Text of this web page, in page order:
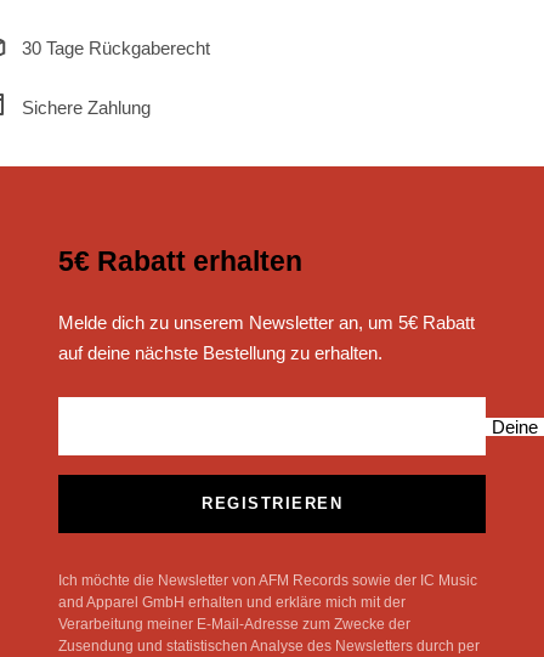
30 Tage Rückgaberecht
Sichere Zahlung
5€ Rabatt erhalten
Melde dich zu unserem Newsletter an, um 5€ Rabatt
auf deine nächste Bestellung zu erhalten.
Deine
REGISTRIEREN
Ich möchte die Newsletter von AFM Records sowie der IC Music
and Apparel GmbH erhalten und erkläre mich mit der
Verarbeitung meiner E-Mail-Adresse zum Zwecke der
Zusendung und statistischen Analyse des Newsletters durch per